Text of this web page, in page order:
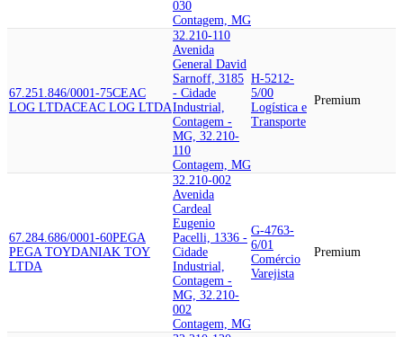
030
Contagem, MG
67.251.846/0001-75CEAC
LOG LTDACEAC LOG LTDA
32.210-110
Avenida
General David
Sarnoff, 3185
- Cidade
Industrial,
Contagem -
MG, 32.210-
110
Contagem, MG
H-5212-
5/00
Logística e
Transporte
Premium
67.284.686/0001-60PEGA
PEGA TOYDANIAK TOY
LTDA
32.210-002
Avenida
Cardeal
Eugenio
Pacelli, 1336 -
Cidade
Industrial,
Contagem -
MG, 32.210-
002
Contagem, MG
G-4763-
6/01
Comércio
Varejista
Premium